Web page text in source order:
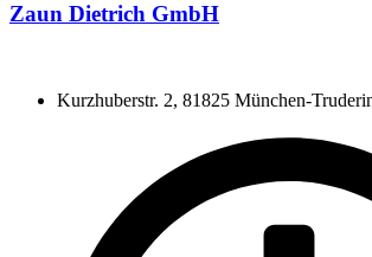
Zaun Dietrich GmbH
Kurzhuberstr. 2, 81825 München-